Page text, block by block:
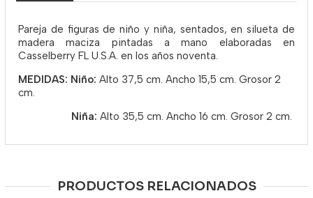
Pareja de figuras de niño y niña, sentados, en silueta de
madera maciza pintadas a mano elaboradas en
Casselberry FL U.S.A. en los años noventa.
MEDIDAS: Niño: Alto 37,5 cm. Ancho 15,5 cm. Grosor 2
cm.
Niña: Alto 35,5 cm. Ancho 16 cm. Grosor 2 cm.
PRODUCTOS RELACIONADOS